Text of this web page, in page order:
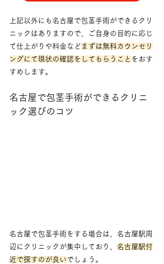
上記以外にも名古屋で包茎手術ができるクリ
ニックはありますので、ご自身の目的に応じ
て仕上がりや料金など まずは無料カウンセリ
ングにて現状の確認をしてもらうこと をおす
すめします。
名古屋で包茎手術ができるクリニ
ック選びのコツ
名古屋で包茎手術をする場合は、名古屋駅周
辺にクリニックが集中しており、 名古屋駅付
近で探すのが良いでしょう。